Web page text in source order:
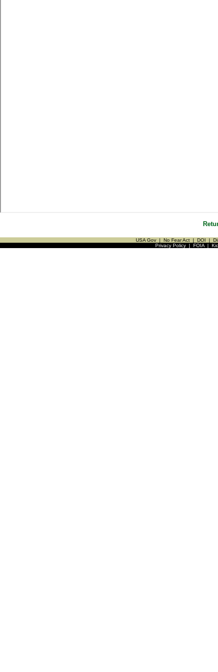
USA Gov | No Fear Act | DOI |
Privacy Policy| FOIA|